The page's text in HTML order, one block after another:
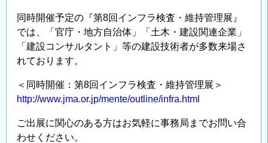
年
7
月
20
（水）
～
7
月
同時開催予定の『第8回インフラ検査・維持管理展』
では、「官庁・地方自治体」「土木・建設関連企業」
「建設コンサルタント」等の建設技術者が多数来場さ
れております。
＜同時開催：第8回インフラ検査・維持管理展＞
http://www.jma.or.jp/mente/outline/infra.html
ご出展に関心のある方はお気軽に事務局までお問い合
わせください。